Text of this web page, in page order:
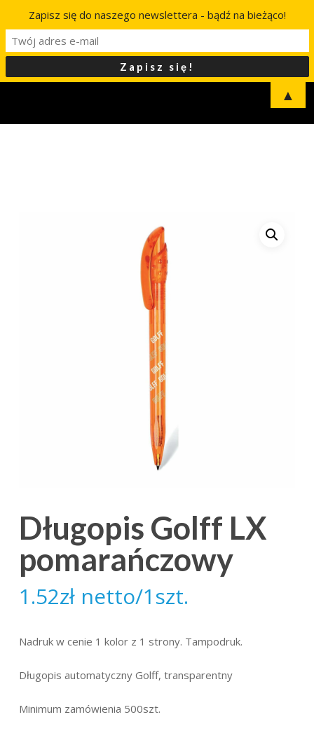
Długopis Golff LX
pomarańczowy
1.52zł netto/1szt.
Nadruk w cenie 1 kolor z 1 strony. Tampodruk.
Długopis automatyczny Golff, transparentny
Minimum zamówienia 500szt.
Zapisz się do naszego newslettera - bądź na bieżąco!
▲